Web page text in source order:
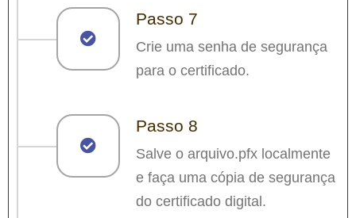
Passo 7
Crie uma senha de segurança
para o certificado.
Passo 8
Salve o arquivo.pfx localmente
e faça uma cópia de segurança
do certificado digital.